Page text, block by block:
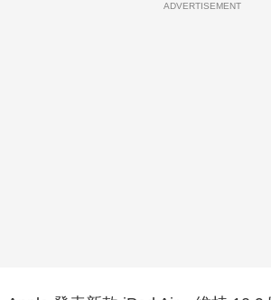
ADVERTISEMENT